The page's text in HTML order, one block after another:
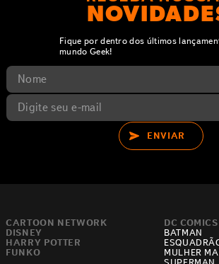
Fique por dentro dos últimos
mundo Geek!
ENVIAR
CARTOON NETWORK
DISNEY
HARRY POTTER
FUNKO
DC COMICS
BATMAN
MULHER